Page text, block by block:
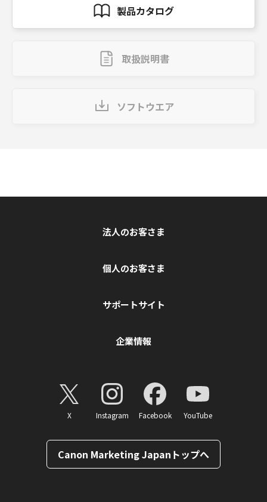
製品カタログ
取扱説明書
ソフトウエア
法人のお客さま
個人のお客さま
サポートサイト
企業情報
X Instagram Facebook YouTube
Canon Marketing Japanトップへ